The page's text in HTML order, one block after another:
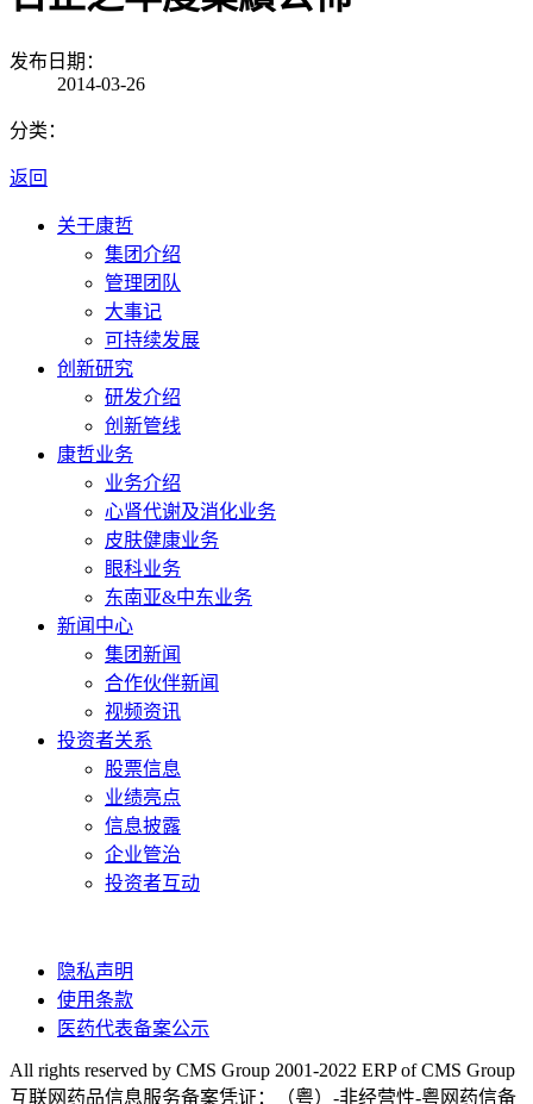
发布日期：
2014-03-26
分类：
返回
关于康哲
集团介绍
管理团队
大事记
可持续发展
创新研究
研发介绍
创新管线
康哲业务
业务介绍
心肾代谢及消化业务
皮肤健康业务
眼科业务
东南亚&中东业务
新闻中心
集团新闻
合作伙伴新闻
视频资讯
投资者关系
股票信息
业绩亮点
信息披露
企业管治
投资者互动
隐私声明
使用条款
医药代表备案公示
All rights reserved by CMS Group 2001-2022 ERP of CMS Group
互联网药品信息服务备案凭证：（粤）-非经营性-粤网药信备